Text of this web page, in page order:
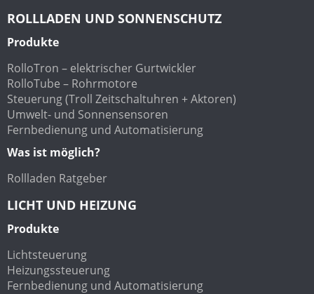
ROLLLADEN UND SONNENSCHUTZ
Produkte
RolloTron – elektrischer Gurtwickler
RolloTube – Rohrmotore
Steuerung (Troll Zeitschaltuhren + Aktoren)
Umwelt- und Sonnensensoren
Fernbedienung und Automatisierung
Was ist möglich?
Rollladen Ratgeber
LICHT UND HEIZUNG
Produkte
Lichtsteuerung
Heizungssteuerung
Fernbedienung und Automatisierung